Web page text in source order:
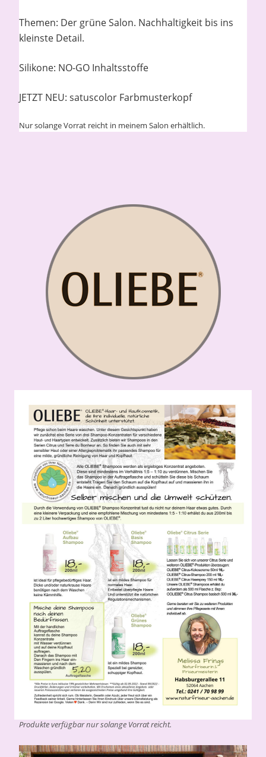
Themen: Der grüne Salon. Nachhaltigkeit bis ins
kleinste Detail.
Silikone: NO-GO Inhaltsstoffe
JETZT NEU: satuscolor Farbmusterkopf
Nur solange Vorrat reicht in meinem Salon erhältlich.
Produkte verfügbar nur solange Vorrat reicht.